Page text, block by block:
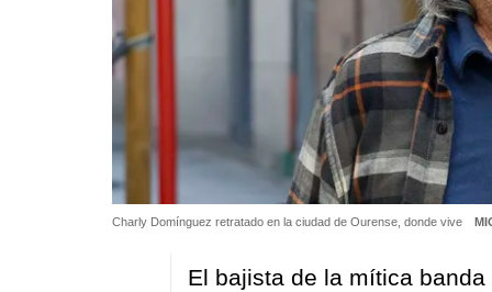
Charly Domínguez retratado en la ciudad de Ourense, donde vive
El bajista de la mítica